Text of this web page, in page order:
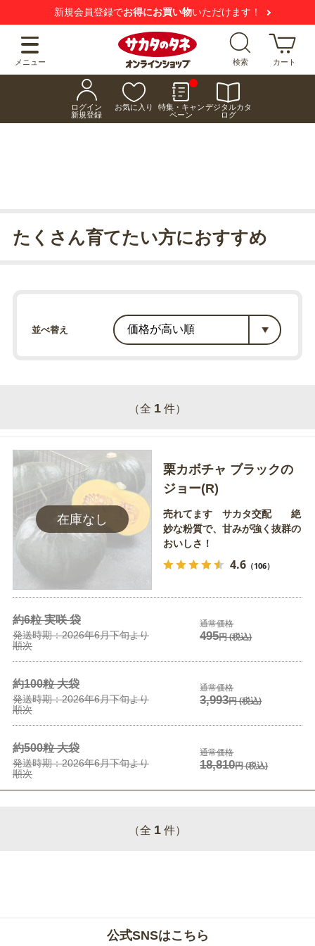
新規会員登録でお得にお買い物いただけます！
メニュー 検索 カート
ログイン
新規登録
お気に入り
特集・キャン
ペーン
デジタルカタ
ログ
たくさん育てたい方におすすめ
並べ替え
（全 1 件）
栗カボチャ ブラックの
ジョー(R)
売れてます サカタ交配 絶
妙な粉質で、甘みが強く抜群の
おいしさ！
4.6（106）
約6粒 実咲 袋
発送時期：2026年6月下旬より
順次
通常価格
495円(税込)
約100粒 大袋
発送時期：2026年6月下旬より
順次
通常価格
3,993円(税込)
約500粒 大袋
発送時期：2026年6月下旬より
順次
通常価格
18,810円(税込)
（全 1 件）
公式SNSはこちら